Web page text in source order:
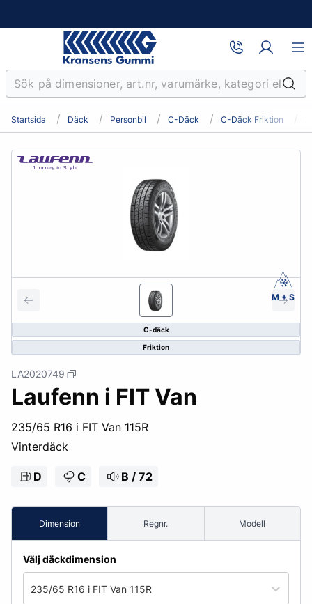
Startsida Däck Personbil C-Däck C-Däck Friktion
C-däck
Friktion
M + S
LA2020749
Laufenn i FIT Van
235/65 R16 i FIT Van 115R
Vinterdäck
D C B / 72
Dimension Regnr. Modell
Välj däckdimension
235/65 R16 i FIT Van 115R